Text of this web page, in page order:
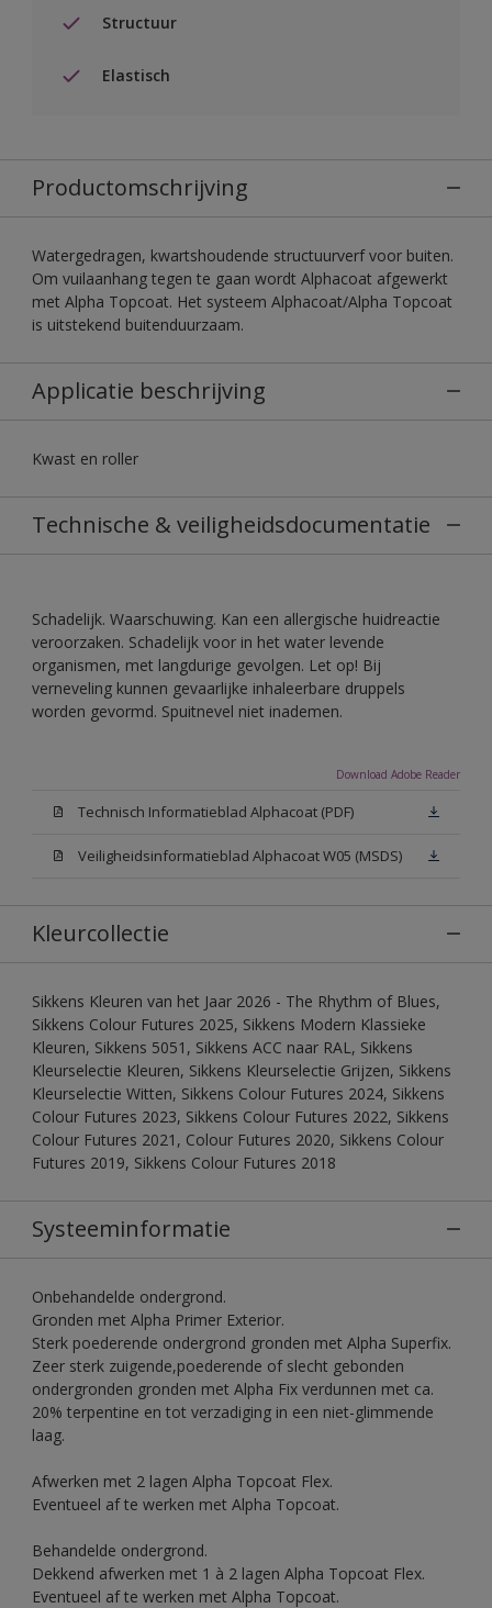
Structuur
Elastisch
Productomschrijving
Watergedragen, kwartshoudende structuurverf voor buiten.
Om vuilaanhang tegen te gaan wordt Alphacoat afgewerkt
met Alpha Topcoat. Het systeem Alphacoat/Alpha Topcoat
is uitstekend buitenduurzaam.
Applicatie beschrijving
Kwast en roller
Technische & veiligheidsdocumentatie
Schadelijk. Waarschuwing. Kan een allergische huidreactie
veroorzaken. Schadelijk voor in het water levende
organismen, met langdurige gevolgen. Let op! Bij
verneveling kunnen gevaarlijke inhaleerbare druppels
worden gevormd. Spuitnevel niet inademen.
Download Adobe Reader
Technisch Informatieblad Alphacoat (PDF)
Veiligheidsinformatieblad Alphacoat W05 (MSDS)
Kleurcollectie
Sikkens Kleuren van het Jaar 2026 - The Rhythm of Blues,
Sikkens Colour Futures 2025, Sikkens Modern Klassieke
Kleuren, Sikkens 5051, Sikkens ACC naar RAL, Sikkens
Kleurselectie Kleuren, Sikkens Kleurselectie Grijzen, Sikkens
Kleurselectie Witten, Sikkens Colour Futures 2024, Sikkens
Colour Futures 2023, Sikkens Colour Futures 2022, Sikkens
Colour Futures 2021, Colour Futures 2020, Sikkens Colour
Futures 2019, Sikkens Colour Futures 2018
Systeeminformatie
Onbehandelde ondergrond.
Gronden met Alpha Primer Exterior.
Sterk poederende ondergrond gronden met Alpha Superfix.
Zeer sterk zuigende,poederende of slecht gebonden
ondergronden gronden met Alpha Fix verdunnen met ca.
20% terpentine en tot verzadiging in een niet-glimmende
laag.
Afwerken met 2 lagen Alpha Topcoat Flex.
Eventueel af te werken met Alpha Topcoat.
Behandelde ondergrond.
Dekkend afwerken met 1 à 2 lagen Alpha Topcoat Flex.
Eventueel af te werken met Alpha Topcoat.